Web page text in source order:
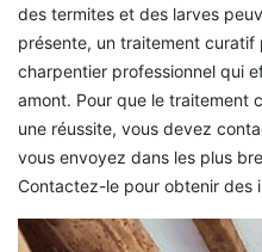
des termites et des larves
présente, un traitement curatif
charpentier professionnel qui
amont. Pour que le traitement
une réussite, vous devez
vous envoyez dans les plus
Contactez-le pour obtenir des